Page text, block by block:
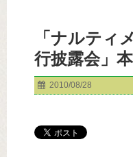
「ナルティ
行披露会」
2010/08/28